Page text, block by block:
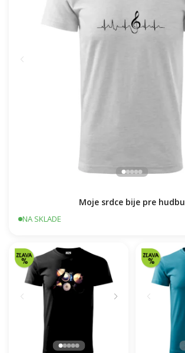
Moje srdce bije pre hudbu
NA SKLADE